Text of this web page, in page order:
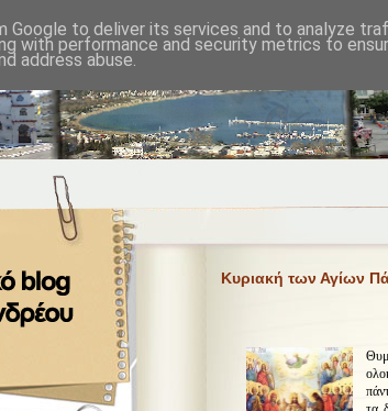
Κυριακή των Αγίων
Google to deliver its services and to analyze
with performance and security metrics to
address abuse.